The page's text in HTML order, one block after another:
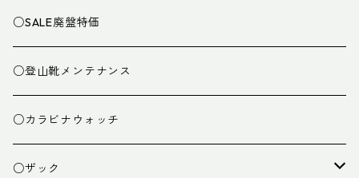
○SALE廃盤特価
○登山靴メンテナンス
○カラビナウォッチ
○ザック